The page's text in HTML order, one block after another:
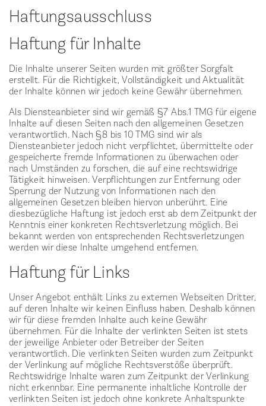
Haftungsausschluss
Haftung für Inhalte
Die Inhalte unserer Seiten wurden mit größter Sorgfalt
erstellt. Für die Richtigkeit, Vollständigkeit und Aktualität
der Inhalte können wir jedoch keine Gewähr übernehmen.
Als Diensteanbieter sind wir gemäß §7 Abs.1 TMG für eigene
Inhalte auf diesen Seiten nach den allgemeinen Gesetzen
verantwortlich. Nach §8 bis 10 TMG sind wir als
Diensteanbieter jedoch nicht verpflichtet, übermittelte oder
gespeicherte fremde Informationen zu überwachen oder
nach Umständen zu forschen, die auf eine rechtswidrige
Tätigkeit hinweisen. Verpflichtungen zur Entfernung oder
Sperrung der Nutzung von Informationen nach den
allgemeinen Gesetzen bleiben hiervon unberührt. Eine
diesbezügliche Haftung ist jedoch erst ab dem Zeitpunkt der
Kenntnis einer konkreten Rechtsverletzung möglich. Bei
bekannt werden von entsprechenden Rechtsverletzungen
werden wir diese Inhalte umgehend entfernen.
Haftung für Links
Unser Angebot enthält Links zu externen Webseiten Dritter,
auf deren Inhalte wir keinen Einfluss haben. Deshalb können
wir für diese fremden Inhalte auch keine Gewähr
übernehmen. Für die Inhalte der verlinkten Seiten ist stets
der jeweilige Anbieter oder Betreiber der Seiten
verantwortlich. Die verlinkten Seiten wurden zum Zeitpunkt
der Verlinkung auf mögliche Rechtsverstöße überprüft.
Rechtswidrige Inhalte waren zum Zeitpunkt der Verlinkung
nicht erkennbar. Eine permanente inhaltliche Kontrolle der
verlinkten Seiten ist jedoch ohne konkrete Anhaltspunkte